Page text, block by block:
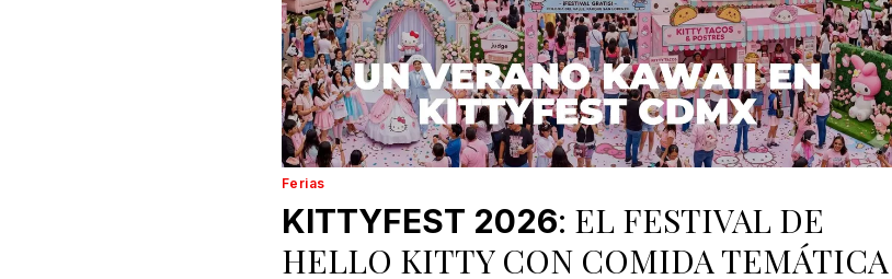
Ferias
KITTYFEST 2026: EL FESTIVAL DE
HELLO KITTY CON COMIDA TEMÁTICA